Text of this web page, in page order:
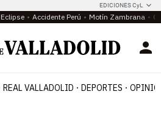
EDICIONES CyL
Eclipse Accidente Perú Motín Zambrana
REAL VALLADOLID DEPORTES